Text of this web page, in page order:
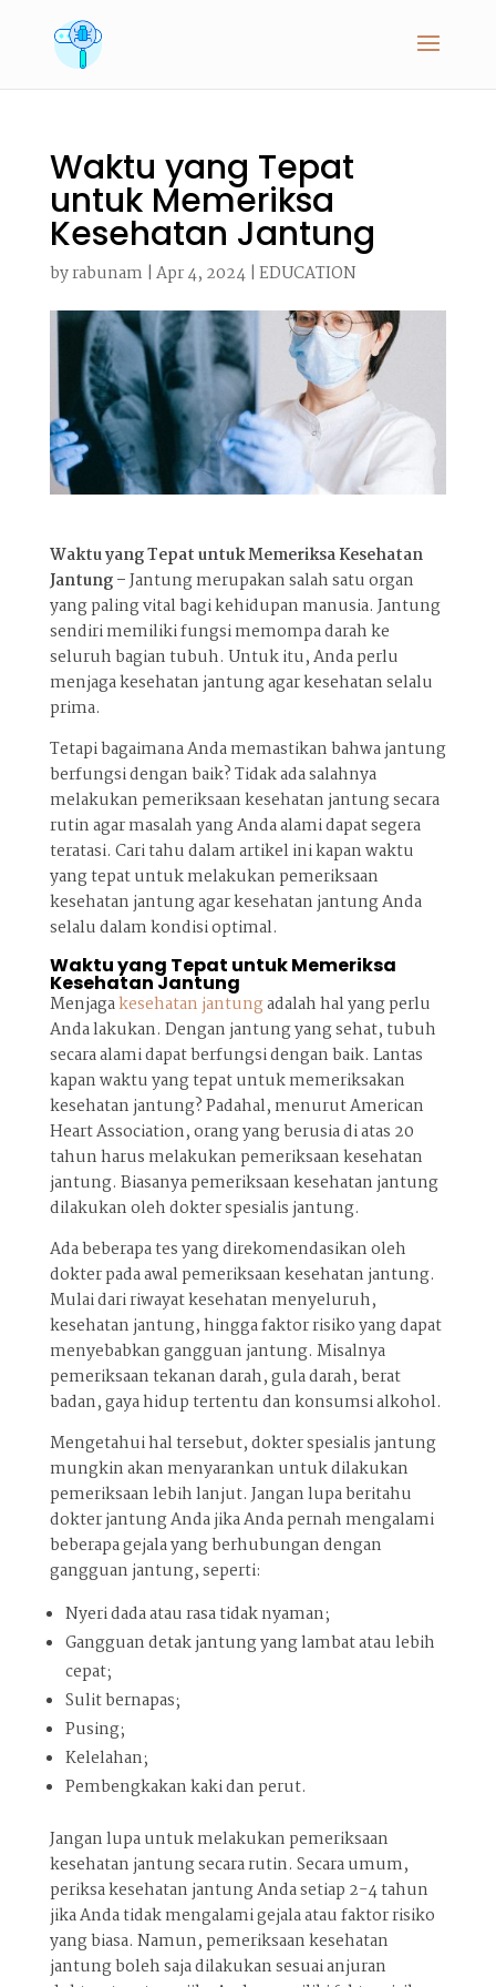
Waktu yang Tepat
untuk Memeriksa
Kesehatan Jantung
byrabunam | Apr 4, 2024| EDUCATION
Waktu yang Tepat untuk Memeriksa Kesehatan
Jantung –Jantung merupakan salah satu organ
yang paling vital bagi kehidupan manusia. Jantung
sendiri memiliki fungsi memompa darah ke
seluruh bagian tubuh. Untuk itu, Anda perlu
menjaga kesehatan jantung agar kesehatan selalu
prima.
Tetapi bagaimana Anda memastikan bahwa jantung
berfungsi dengan baik? Tidak ada salahnya
melakukan pemeriksaan kesehatan jantung secara
rutin agar masalah yang Anda alami dapat segera
teratasi. Cari tahu dalam artikel ini kapan waktu
yang tepat untuk melakukan pemeriksaan
kesehatan jantung agar kesehatan jantung Anda
selalu dalam kondisi optimal.
Waktu yang Tepat untuk Memeriksa
Kesehatan Jantung
Menjagakesehatan jantungadalah hal yang perlu
Anda lakukan. Dengan jantung yang sehat, tubuh
secara alami dapat berfungsi dengan baik. Lantas
kapan waktu yang tepat untuk memeriksakan
kesehatan jantung? Padahal, menurut American
Heart Association, orang yang berusia di atas 20
tahun harus melakukan pemeriksaan kesehatan
jantung. Biasanya pemeriksaan kesehatan jantung
dilakukan oleh dokter spesialis jantung.
Ada beberapa tes yang direkomendasikan oleh
dokter pada awal pemeriksaan kesehatan jantung.
Mulai dari riwayat kesehatan menyeluruh,
kesehatan jantung, hingga faktor risiko yang dapat
menyebabkan gangguan jantung. Misalnya
pemeriksaan tekanan darah, gula darah, berat
badan, gaya hidup tertentu dan konsumsi alkohol.
Mengetahui hal tersebut, dokter spesialis jantung
mungkin akan menyarankan untuk dilakukan
pemeriksaan lebih lanjut. Jangan lupa beritahu
dokter jantung Anda jika Anda pernah mengalami
beberapa gejala yang berhubungan dengan
gangguan jantung, seperti:
Nyeri dada atau rasa tidak nyaman;
Gangguan detak jantung yang lambat atau lebih
cepat;
Sulit bernapas;
Pusing;
Kelelahan;
Pembengkakan kaki dan perut.
Jangan lupa untuk melakukan pemeriksaan
kesehatan jantung secara rutin. Secara umum,
periksa kesehatan jantung Anda setiap 2-4 tahun
jika Anda tidak mengalami gejala atau faktor risiko
yang biasa. Namun, pemeriksaan kesehatan
jantung boleh saja dilakukan sesuai anjuran